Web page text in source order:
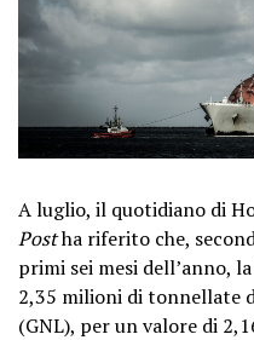
A luglio, il quotidiano di
Postha riferito che,
primi sei mesi dell’anno,
2,35 milioni di tonnellate
(GNL), per un valore di